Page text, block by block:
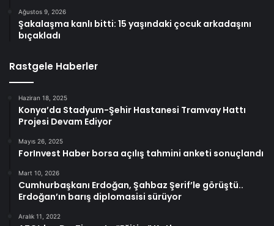
Ağustos 9, 2026
Şakalaşma kanlı bitti: 15 yaşındaki çocuk arkadaşını
bıçakladı
Rastgele Haberler
Haziran 18, 2025
Konya’da Stadyum-Şehir Hastanesi Tramvay Hattı
Projesi Devam Ediyor
Mayıs 26, 2025
ForInvest Haber borsa açılış tahmini anketi sonuçlandı
Mart 10, 2026
Cumhurbaşkanı Erdoğan, Şahbaz Şerif’le görüştü..
Erdoğan’ın barış diplomasisi sürüyor
Aralık 11, 2022